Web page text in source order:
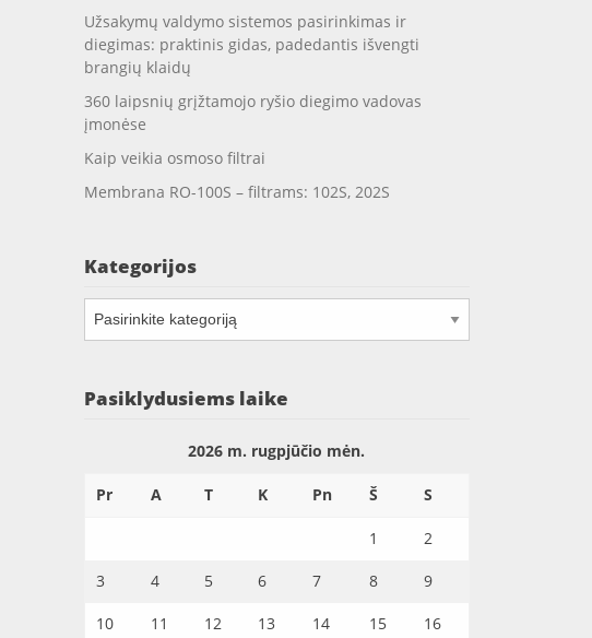
Užsakymų valdymo sistemos pasirinkimas ir
diegimas: praktinis gidas, padedantis išvengti
brangių klaidų
360 laipsnių grįžtamojo ryšio diegimo vadovas
įmonėse
Kaip veikia osmoso filtrai
Membrana RO-100S – filtrams: 102S, 202S
Kategorijos
Kategorijos
Pasiklydusiems laike
2026 m. rugpjūčio mėn.
Pr A T K Pn Š S
1 2
3 4 5 6 7 8 9
10 11 12 13 14 15 16